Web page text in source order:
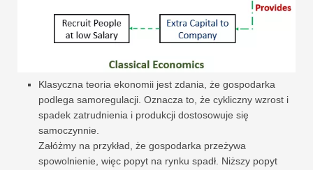
Klasyczna teoria ekonomii jest zdania, że ​​gospodarka
podlega samoregulacji. Oznacza to, że cykliczny wzrost i
spadek zatrudnienia i produkcji dostosowuje się
samoczynnie.
Załóżmy na przykład, że gospodarka przeżywa
spowolnienie, więc popyt na rynku spadł. Niższy popyt